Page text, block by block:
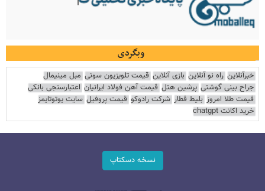
وبگردی
خبرآنلاین راه نو آنلاین بازی آنلاین قیمت تلویزیون سونی مبل مینیمال
جراح بینی گوشتی پرشین هتل قیمت آهن فولاد ایرانیان اعتبارسنجی بانکی
قیمت طلا امروز بلیط قطار شرکت رادوکو قیمت پروفیل سایت یوتوتایمز
خرید اکانت chatgpt
نسخه دسکتاپ